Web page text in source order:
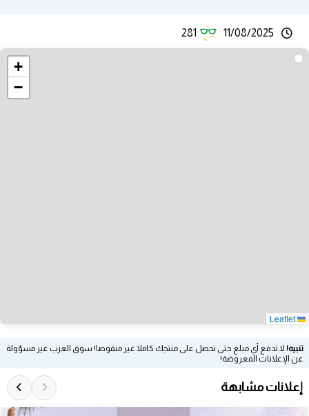
11/08/2025
281
+
−
تنبيه! لا تدفع أي مبلغ حتى تحصل على منتجك كاملا غير منقوصا! سوق العرب غير مسؤولة
عن الإعلانات المعروضة!
إعلانات مشابهة